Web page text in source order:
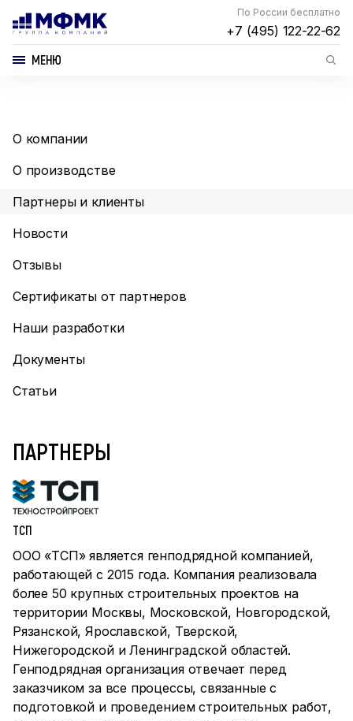
По России бесплатно
+7 (495) 122-22-62
МЕНЮ
О компании
О производстве
Партнеры и клиенты
Новости
Отзывы
Сертификаты от партнеров
Наши разработки
Документы
Статьи
ПАРТНЕРЫ
ТСП
ООО «ТСП» является генподрядной компанией,
работающей с 2015 года. Компания реализовала
более 50 крупных строительных проектов на
территории Москвы, Московской, Новгородской,
Рязанской, Ярославской, Тверской,
Нижегородской и Ленинградской областей.
Генподрядная организация отвечает перед
заказчиком за все процессы, связанные с
подготовкой и проведением строительных работ,